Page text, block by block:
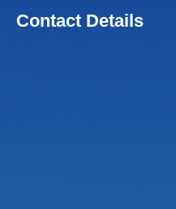
Contact Details